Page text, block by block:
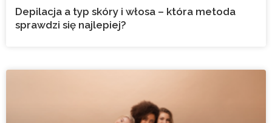
Depilacja a typ skóry i włosa – która metoda
sprawdzi się najlepiej?